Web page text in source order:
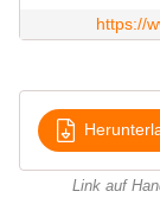
https://
Link auf